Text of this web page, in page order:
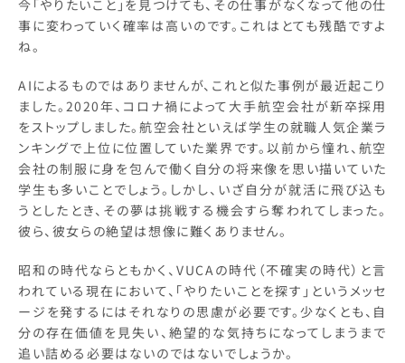
今「やりたいこと」を見つけても、その仕事がなくなって他の仕
事に変わっていく確率は高いのです。これはとても残酷ですよ
ね。
AIによるものではありませんが、これと似た事例が最近起こり
ました。2020年、コロナ禍によって大手航空会社が新卒採用
をストップしました。航空会社といえば学生の就職人気企業ラ
ンキングで上位に位置していた業界です。以前から憧れ、航空
会社の制服に身を包んで働く自分の将来像を思い描いていた
学生も多いことでしょう。しかし、いざ自分が就活に飛び込も
うとしたとき、その夢は挑戦する機会すら奪われてしまった。
彼ら、彼女らの絶望は想像に難くありません。
昭和の時代ならともかく、VUCAの時代（不確実の時代）と言
われている現在において、「やりたいことを探す」というメッセ
ージを発するにはそれなりの思慮が必要です。少なくとも、自
分の存在価値を見失い、絶望的な気持ちになってしまうまで
追い詰める必要はないのではないでしょうか。